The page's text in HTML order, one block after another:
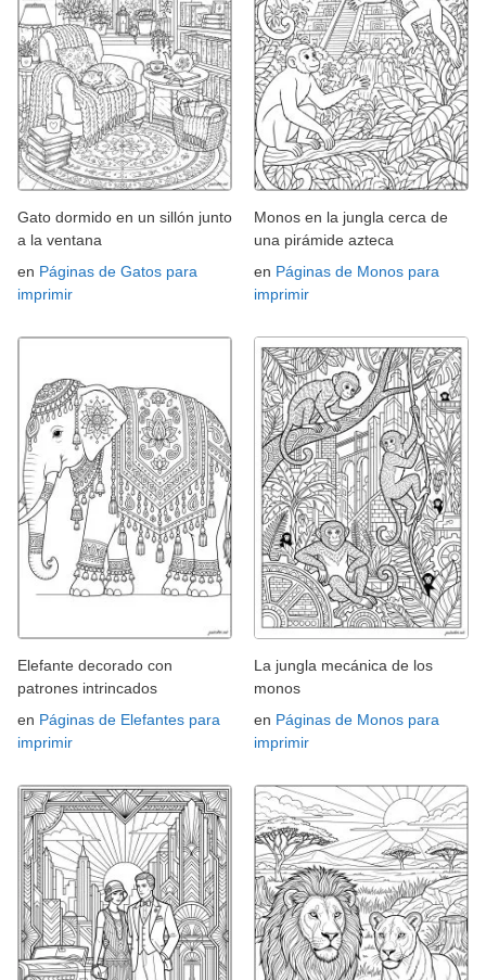
Gato dormido en un sillón junto
a la ventana
en Páginas de Gatos para
imprimir
Monos en la jungla cerca de
una pirámide azteca
en Páginas de Monos para
imprimir
Elefante decorado con
patrones intrincados
en Páginas de Elefantes para
imprimir
La jungla mecánica de los
monos
en Páginas de Monos para
imprimir